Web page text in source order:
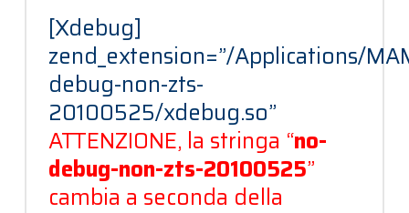
[Xdebug]
zend_extension=”/Applications/
debug-non-zts-
20100525/xdebug.so”
ATTENZIONE, la stringa “no-
debug-non-zts-20100525”
cambia a seconda della